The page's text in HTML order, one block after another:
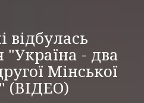
відбулась
"Україна - два
Мінської
(ВІДЕО)